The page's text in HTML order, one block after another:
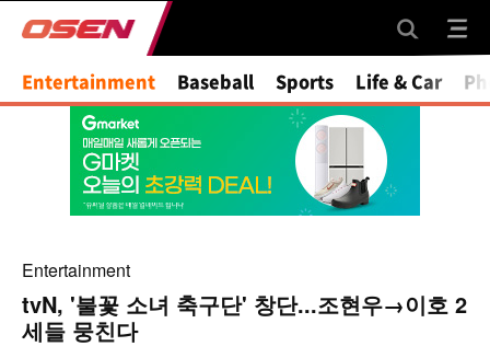
Mute
Entertainment Baseball Sports Life & Car
Entertainment
tvN, '불꽃 소녀 축구단' 창단...조현우→이호 2
세들 뭉친다